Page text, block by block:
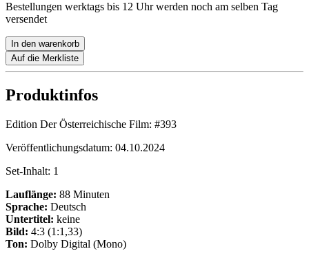
Bestellungen werktags bis 12 Uhr werden noch am selben Tag
versendet
In den warenkorb
Auf die Merkliste
Produktinfos
Edition Der Österreichische Film: #393
Veröffentlichungsdatum: 04.10.2024
Set-Inhalt: 1
Lauflänge: 88 Minuten
Sprache: Deutsch
Untertitel: keine
Bild: 4:3 (1:1,33)
Ton: Dolby Digital (Mono)